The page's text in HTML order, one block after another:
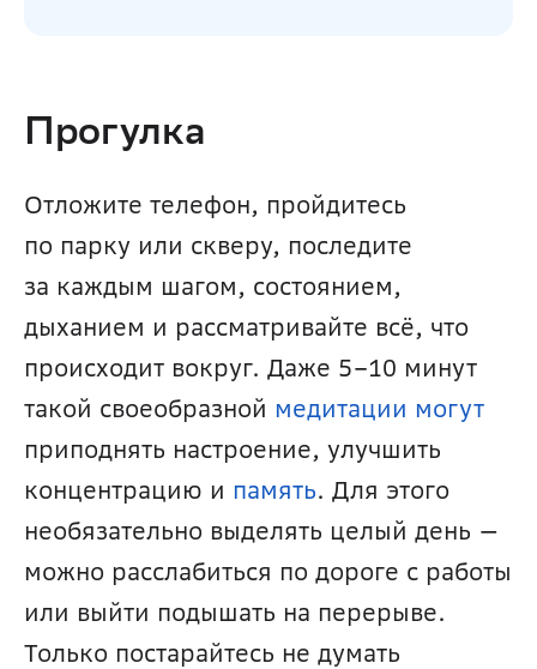
Прогулка
Отложите телефон, пройдитесь
по парку или скверу, последите
за каждым шагом, состоянием,
дыханием и рассматривайте всё, что
происходит вокруг. Даже 5–10 минут
такой своеобразной медитации могут
приподнять настроение, улучшить
концентрацию и память. Для этого
необязательно выделять целый день —
можно расслабиться по дороге с работы
или выйти подышать на перерыве.
Только постарайтесь не думать